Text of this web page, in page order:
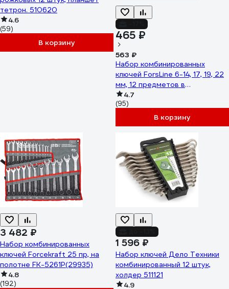
тетрон. 510620
4.6
(59)
В корзину
465 ₽
563 ₽
Набор комбинированных
ключей ForsLine 6-14, 17, 19, 22
мм, 12 предметов в
пластиковом держателе FL-
5123MP(54260)
4.7
(95)
В корзину
3 482 ₽
Набор комбинированных
ключей Forcekraft 25 пр, на
полотне FK-5261P(29935)
4.8
(192)
1 596 ₽
Набор ключей Дело Техники
комбинированный 12 штук,
холдер 511121
4.9